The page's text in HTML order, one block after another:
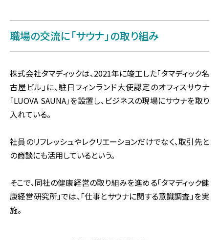
職場の交流に「サウナ」の取り組み
株式会社タマディックは、2021年に竣工した「タマディック名
古屋ビル」に、駐日フィンランド大使認定のオフィスサウナ
「LUOVA SAUNA」を設置し、ビジネスの現場にサウナを取り
入れている。
社員のリフレッシュやレクリエーションだけでなく、取引先と
の商談にも活用しているという。
そこで、同社の健康経営の取り組みを進める「タマディック健
康経営研究所」では、「仕事とサウナに関する意識調査」を実
施。